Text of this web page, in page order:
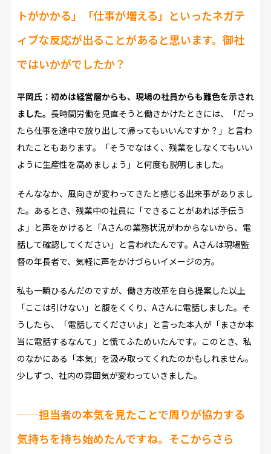
トがかかる」「仕事が増える」といったネガテ
ィブな反応が出ることがあると思います。御社
ではいかがでしたか？
平岡氏：初めは経営層からも、現場の社員からも難色を示され
ました。 長時間労働を見直そうと働きかけたときには、「だっ
たら仕事を途中で放り出して帰ってもいいんですか？」と言わ
れたこともあります。「そうでなはく、残業をしなくてもいい
ように生産性を高めましょう」と何度も説明しました。
そんななか、風向きが変わってきたと感じる出来事がありまし
た。あるとき、残業中の社員に「できることがあれば手伝う
よ」と声をかけると「Aさんの業務状況がわからないから、電
話して確認してください」と言われたんです。Aさんは現場監
督の年長者で、気軽に声をかけづらいイメージの方。
私も一瞬ひるんだのですが、働き方改革を自ら提案した以上
「ここは引けない」と腹をくくり、Aさんに電話しました。そ
うしたら、「電話してくださいよ」と言った本人が「まさか本
当に電話するなんて」と慌てふためいたんです。このとき、私
のなかにある「本気」を汲み取ってくれたのかもしれません。
少しずつ、社内の雰囲気が変わっていきました。
──担当者の本気を見たことで周りが協力する
気持ちを持ち始めたんですね。そこからさら